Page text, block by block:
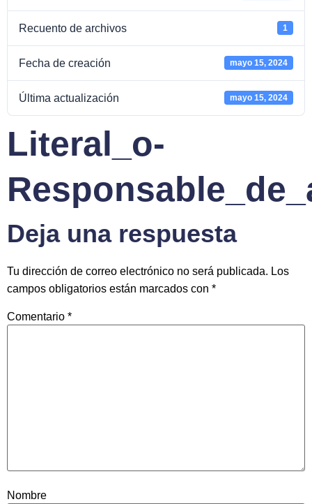
Recuento de archivos 1
Fecha de creación mayo 15, 2024
Última actualización mayo 15, 2024
Literal_o-
Deja una respuesta
Tu dirección de correo electrónico no será publicada. Los
campos obligatorios están marcados con *
Comentario *
Nombre